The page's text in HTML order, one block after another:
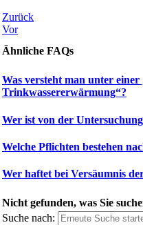
Zurück
Vor
Ähnliche FAQs
Was versteht man unter
Trinkwassererwärmung“?
Wer ist von der
Welche Pflichten bestehen
Wer haftet bei Versäumnis
Nicht gefunden, was Sie
Suche nach: